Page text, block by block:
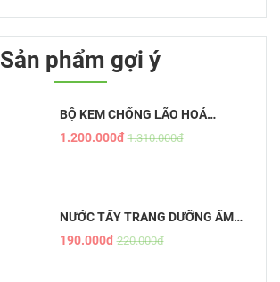
Sản phẩm gợi ý
BỘ KEM CHỐNG LÃO HOÁ
AQUALABEL VÀNG
1.200.000đ 1.310.000đ
NƯỚC TẨY TRANG DƯỠNG ẨM
TỰ NHIÊN HATOMUGI - THE
CLEANSING LOTION
190.000đ 220.000đ